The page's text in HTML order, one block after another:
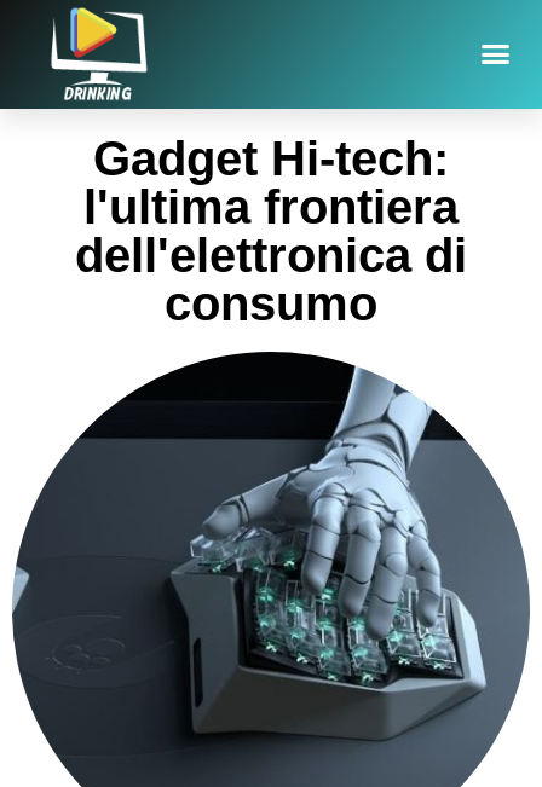
Gadget Hi-tech:
l'ultima frontiera
dell'elettronica di
consumo